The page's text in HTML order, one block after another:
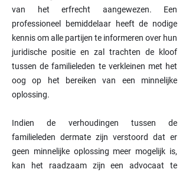
van het erfrecht aangewezen. Een
professioneel bemiddelaar heeft de nodige
kennis om alle partijen te informeren over hun
juridische positie en zal trachten de kloof
tussen de familieleden te verkleinen met het
oog op het bereiken van een minnelijke
oplossing.
Indien de verhoudingen tussen de
familieleden dermate zijn verstoord dat er
geen minnelijke oplossing meer mogelijk is,
kan het raadzaam zijn een advocaat te